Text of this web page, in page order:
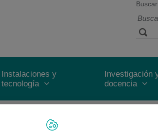
Buscar
Instalaciones y
tecnología
Investigación
docencia
INCORPORA EL BIOMARCADOR